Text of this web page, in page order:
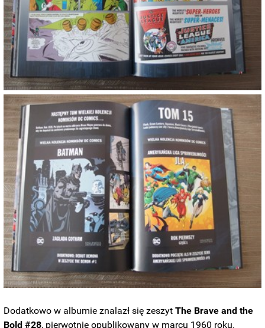
Dodatkowo w albumie znalazł się zeszyt The Brave and the
Bold #28, pierwotnie opublikowany w marcu 1960 roku.